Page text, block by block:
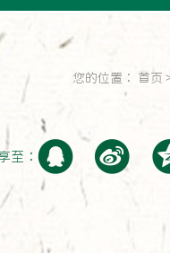
您的位置： 首页
至：